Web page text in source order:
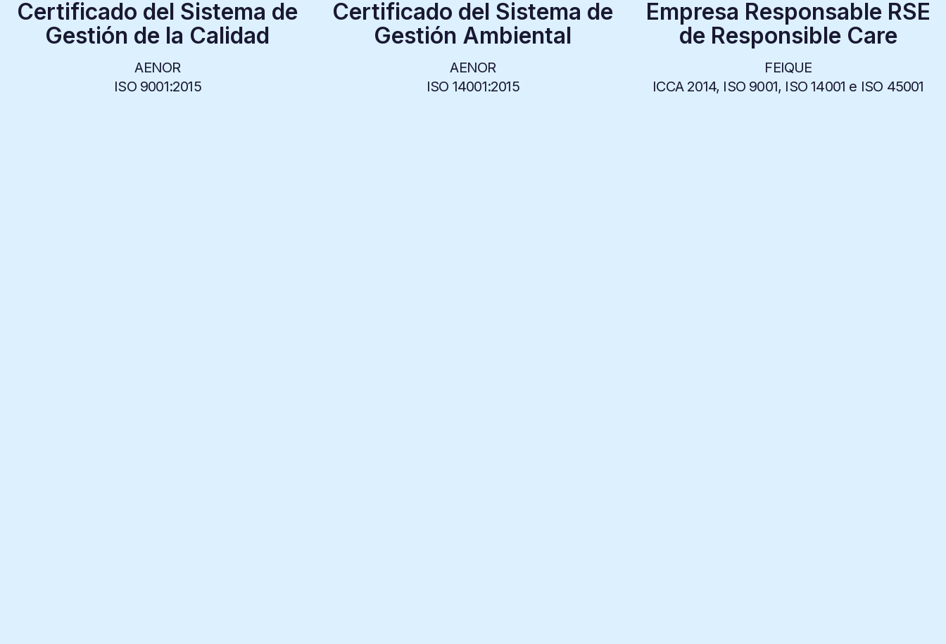
Certificado del Sistema de
Gestión de la Calidad
AENOR
ISO 9001:2015
Certificado del Sistema de
Gestión Ambiental
AENOR
ISO 14001:2015
Empresa Responsable RSE
de Responsible Care
FEIQUE
ICCA 2014, ISO 9001, ISO 14001 e ISO 45001